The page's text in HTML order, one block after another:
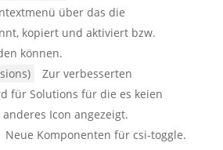
über das die
kopiert und aktiviert bzw.
können.
Zur verbesserten
für Solutions für die es keien
Icon angezeigt.
Neue Komponenten für csi-toggle.